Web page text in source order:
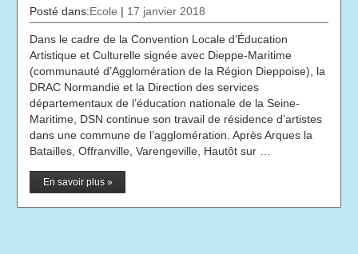
Posté dans:Ecole | 17 janvier 2018
Dans le cadre de la Convention Locale d’Éducation
Artistique et Culturelle signée avec Dieppe-Maritime
(communauté d’Agglomération de la Région Dieppoise), la
DRAC Normandie et la Direction des services
départementaux de l’éducation nationale de la Seine-
Maritime, DSN continue son travail de résidence d’artistes
dans une commune de l’agglomération. Après Arques la
Batailles, Offranville, Varengeville, Hautôt sur …
En savoir plus »